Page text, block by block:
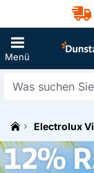
Was
o
m
Electrolux